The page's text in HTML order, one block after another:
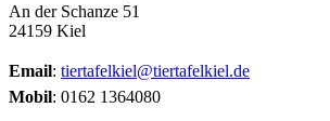
An der Schanze 51
24159 Kiel
Email: tiertafelkiel@tiertafelkiel.de
Mobil: 0162 1364080